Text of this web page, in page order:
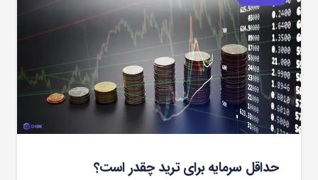
حداقل سرمایه برای ترید چقدر است؟